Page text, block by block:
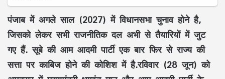
पंजाब में अगले साल (2027) में विधानसभा चुनाव होने है,
जिसको लेकर सभी राजनीतिक दल अभी से तैयारियों में जुट
गए हैं. सूबे की आम आदमी पार्टी एक बार फिर से राज्य की
सत्ता पर काबिज होने की कोशिश में है.रविवार (28 जून) को